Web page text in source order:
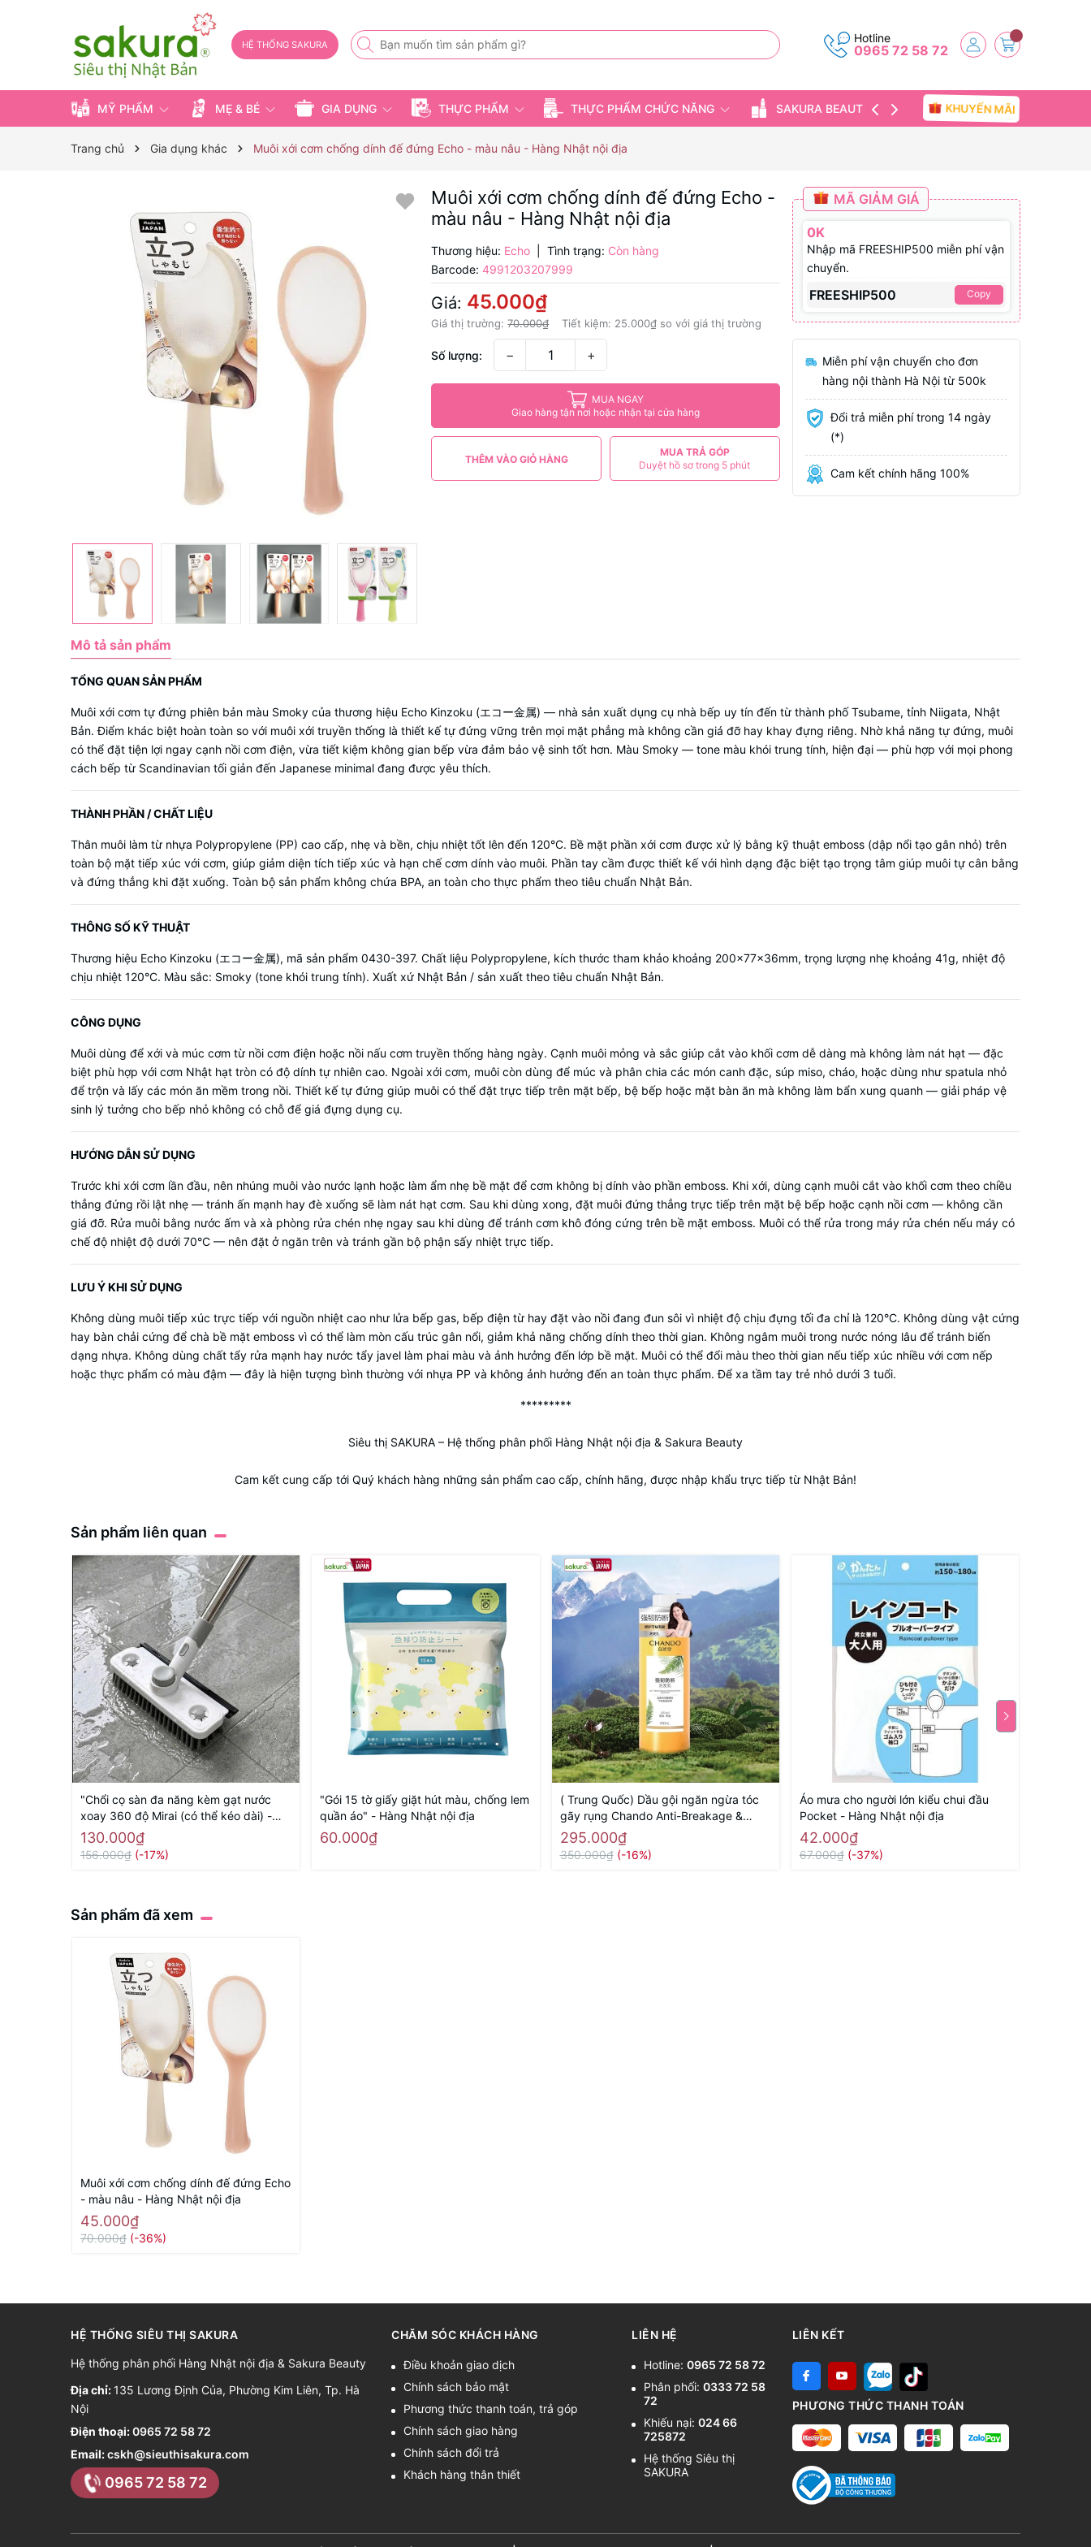
HỆ THỐNG SAKURA Hotline
0965 72 58 72
MỸ PHẨM MẸ & BÉ GIA DỤNG THỰC PHẨM THỰC PHẨM CHỨC NĂNG SAKURA BEAUTY TIN TỨC
KHUYẾN MÃI
Trang chủ Gia dụng khác Muôi xới cơm chống dính đế đứng Echo - màu nâu - Hàng Nhật nội địa
Muôi xới cơm chống dính đế đứng Echo -
màu nâu - Hàng Nhật nội địa
Thương hiệu: Echo Tình trạng: Còn hàng
Barcode: 4991203207999
Giá: 45.000₫
Giá thị trường:70.000₫ Tiết kiệm: 25.000₫ so với giá thị trường
Số lượng: − +
MUA NGAY
Giao hàng tận nơi hoặc nhận tại cửa hàng
THÊM VÀO GIỎ HÀNG
MUA TRẢ GÓP
Duyệt hồ sơ trong 5 phút
MÃ GIẢM GIÁ
0K
Nhập mã FREESHIP500 miễn phí vận
chuyển.
FREESHIP500 Copy
Miễn phí vận chuyển cho đơn
hàng nội thành Hà Nội từ 500k
Đổi trả miễn phí trong 14 ngày
(*)
Cam kết chính hãng 100%
Mô tả sản phẩm
TỔNG QUAN SẢN PHẨM
Muôi xới cơm tự đứng phiên bản màu Smoky của thương hiệu Echo Kinzoku (エコー金属) — nhà sản xuất dụng cụ nhà bếp uy tín đến từ thành phố Tsubame, tỉnh Niigata, Nhật
Bản. Điểm khác biệt hoàn toàn so với muôi xới truyền thống là thiết kế tự đứng vững trên mọi mặt phẳng mà không cần giá đỡ hay khay đựng riêng. Nhờ khả năng tự đứng, muôi
có thể đặt tiện lợi ngay cạnh nồi cơm điện, vừa tiết kiệm không gian bếp vừa đảm bảo vệ sinh tốt hơn. Màu Smoky — tone màu khói trung tính, hiện đại — phù hợp với mọi phong
cách bếp từ Scandinavian tối giản đến Japanese minimal đang được yêu thích.
THÀNH PHẦN / CHẤT LIỆU
Thân muôi làm từ nhựa Polypropylene (PP) cao cấp, nhẹ và bền, chịu nhiệt tốt lên đến 120°C. Bề mặt phần xới cơm được xử lý bằng kỹ thuật emboss (dập nổi tạo gân nhỏ) trên
toàn bộ mặt tiếp xúc với cơm, giúp giảm diện tích tiếp xúc và hạn chế cơm dính vào muôi. Phần tay cầm được thiết kế với hình dạng đặc biệt tạo trọng tâm giúp muôi tự cân bằng
và đứng thẳng khi đặt xuống. Toàn bộ sản phẩm không chứa BPA, an toàn cho thực phẩm theo tiêu chuẩn Nhật Bản.
THÔNG SỐ KỸ THUẬT
Thương hiệu Echo Kinzoku (エコー金属), mã sản phẩm 0430-397. Chất liệu Polypropylene, kích thước tham khảo khoảng 200×77×36mm, trọng lượng nhẹ khoảng 41g, nhiệt độ
chịu nhiệt 120°C. Màu sắc: Smoky (tone khói trung tính). Xuất xứ Nhật Bản / sản xuất theo tiêu chuẩn Nhật Bản.
CÔNG DỤNG
Muôi dùng để xới và múc cơm từ nồi cơm điện hoặc nồi nấu cơm truyền thống hàng ngày. Cạnh muôi mỏng và sắc giúp cắt vào khối cơm dễ dàng mà không làm nát hạt — đặc
biệt phù hợp với cơm Nhật hạt tròn có độ dính tự nhiên cao. Ngoài xới cơm, muôi còn dùng để múc và phân chia các món canh đặc, súp miso, cháo, hoặc dùng như spatula nhỏ
để trộn và lấy các món ăn mềm trong nồi. Thiết kế tự đứng giúp muôi có thể đặt trực tiếp trên mặt bếp, bệ bếp hoặc mặt bàn ăn mà không làm bẩn xung quanh — giải pháp vệ
sinh lý tưởng cho bếp nhỏ không có chỗ để giá đựng dụng cụ.
HƯỚNG DẪN SỬ DỤNG
Trước khi xới cơm lần đầu, nên nhúng muôi vào nước lạnh hoặc làm ẩm nhẹ bề mặt để cơm không bị dính vào phần emboss. Khi xới, dùng cạnh muôi cắt vào khối cơm theo chiều
thẳng đứng rồi lật nhẹ — tránh ấn mạnh hay đè xuống sẽ làm nát hạt cơm. Sau khi dùng xong, đặt muôi đứng thẳng trực tiếp trên mặt bệ bếp hoặc cạnh nồi cơm — không cần
giá đỡ. Rửa muôi bằng nước ấm và xà phòng rửa chén nhẹ ngay sau khi dùng để tránh cơm khô đóng cứng trên bề mặt emboss. Muôi có thể rửa trong máy rửa chén nếu máy có
chế độ nhiệt độ dưới 70°C — nên đặt ở ngăn trên và tránh gần bộ phận sấy nhiệt trực tiếp.
LƯU Ý KHI SỬ DỤNG
Không dùng muôi tiếp xúc trực tiếp với nguồn nhiệt cao như lửa bếp gas, bếp điện từ hay đặt vào nồi đang đun sôi vì nhiệt độ chịu đựng tối đa chỉ là 120°C. Không dùng vật cứng
hay bàn chải cứng để chà bề mặt emboss vì có thể làm mòn cấu trúc gân nổi, giảm khả năng chống dính theo thời gian. Không ngâm muôi trong nước nóng lâu để tránh biến
dạng nhựa. Không dùng chất tẩy rửa mạnh hay nước tẩy javel làm phai màu và ảnh hưởng đến lớp bề mặt. Muôi có thể đổi màu theo thời gian nếu tiếp xúc nhiều với cơm nếp
hoặc thực phẩm có màu đậm — đây là hiện tượng bình thường với nhựa PP và không ảnh hưởng đến an toàn thực phẩm. Để xa tầm tay trẻ nhỏ dưới 3 tuổi.
*********
Siêu thị SAKURA – Hệ thống phân phối Hàng Nhật nội địa & Sakura Beauty
Cam kết cung cấp tới Quý khách hàng những sản phẩm cao cấp, chính hãng, được nhập khẩu trực tiếp từ Nhật Bản!
Sản phẩm liên quan
"Chổi cọ sàn đa năng kèm gạt nước
xoay 360 độ Mirai (có thể kéo dài) -
Hàng Nhật nội địa
130.000₫
156.000₫ (-17%)
"Gói 15 tờ giấy giặt hút màu, chống lem
quần áo" - Hàng Nhật nội địa
60.000₫
( Trung Quốc) Dầu gội ngăn ngừa tóc
gãy rụng Chando Anti-Breakage &
Strengtheing 600ml (Chando)
295.000₫
350.000₫ (-16%)
Áo mưa cho người lớn kiểu chui đầu
Pocket - Hàng Nhật nội địa
42.000₫
67.000₫ (-37%)
Sản phẩm đã xem
Muôi xới cơm chống dính đế đứng Echo
- màu nâu - Hàng Nhật nội địa
45.000₫
70.000₫ (-36%)
HỆ THỐNG SIÊU THỊ SAKURA
Hệ thống phân phối Hàng Nhật nội địa & Sakura Beauty
Địa chỉ: 135 Lương Định Của, Phường Kim Liên, Tp. Hà
Nội
Điện thoại:0965 72 58 72
Email:cskh@sieuthisakura.com
0965 72 58 72
CHĂM SÓC KHÁCH HÀNG
Điều khoản giao dịch
Chính sách bảo mật
Phương thức thanh toán, trả góp
Chính sách giao hàng
Chính sách đổi trả
Khách hàng thân thiết
LIÊN HỆ
Hotline:0965 72 58 72
Phân phối:0333 72 58
72
Khiếu nại:024 66
725872
Hệ thống Siêu thị
SAKURA
LIÊN KẾT
PHƯƠNG THỨC THANH TOÁN